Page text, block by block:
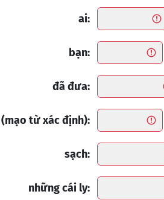
ai:
bạn:
đã đưa:
(mạo từ xác định):
sạch:
những cái ly: